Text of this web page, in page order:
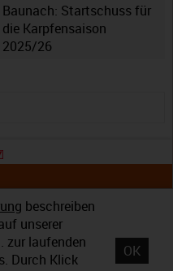
Baunach: Startschuss für
die Karpfensaison
2025/26
beschreiben
unserer
zur laufenden
Durch Klick
OK